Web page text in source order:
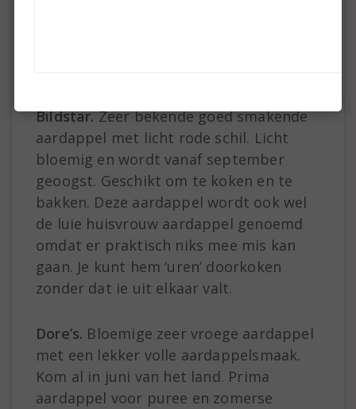
Bildstar.Zeer bekende goed smakende
aardappel met licht rode schil. Licht
bloemig en wordt vanaf september
geoogst. Geschikt om te koken en te
bakken. Deze aardappel wordt ook wel
de luie huisvrouw aardappel genoemd
omdat er praktisch niks mee mis kan
gaan. Je kunt hem ‘uren’ doorkoken
zonder dat ie uit elkaar valt.
Dore’s. Bloemige zeer vroege aardappel
met een lekker volle aardappelsmaak.
Kom al in juni van het land. Prima
aardappel voor puree en zomerse